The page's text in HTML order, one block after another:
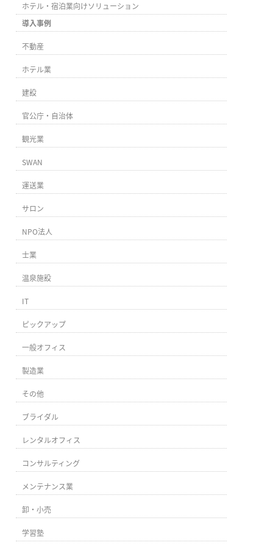
ホテル・宿泊業向けソリューション
導入事例
不動産
ホテル業
建設
官公庁・自治体
観光業
SWAN
運送業
サロン
NPO法人
士業
温泉施設
IT
ピックアップ
一般オフィス
製造業
その他
ブライダル
レンタルオフィス
コンサルティング
メンテナンス業
卸・小売
学習塾